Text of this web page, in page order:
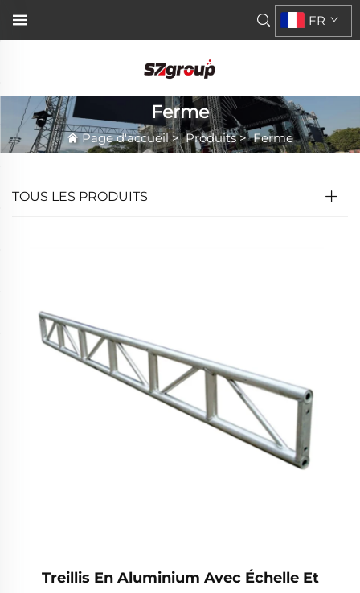
FR
Ferme
Page d'accueil>Produits>Ferme
TOUS LES PRODUITS
Treillis En Aluminium Avec Échelle Et